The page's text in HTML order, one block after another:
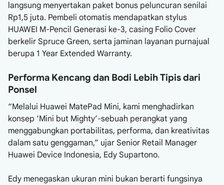
langsung menyertakan paket bonus peluncuran senilai
Rp1,5 juta. Pembeli otomatis mendapatkan stylus
HUAWEI M-Pencil Generasi ke-3, casing Folio Cover
berkelir Spruce Green, serta jaminan layanan purnajual
berupa 1 Year Extended Warranty.
Performa Kencang dan Bodi Lebih Tipis dari
Ponsel
“Melalui Huawei MatePad Mini, kami menghadirkan
konsep ‘Mini but Mighty’-sebuah perangkat yang
menggabungkan portabilitas, performa, dan kreativitas
dalam satu genggaman,” ujar Senior Retail Manager
Huawei Device Indonesia, Edy Supartono.
Edy menegaskan ukuran mini bukan berarti fungsinya